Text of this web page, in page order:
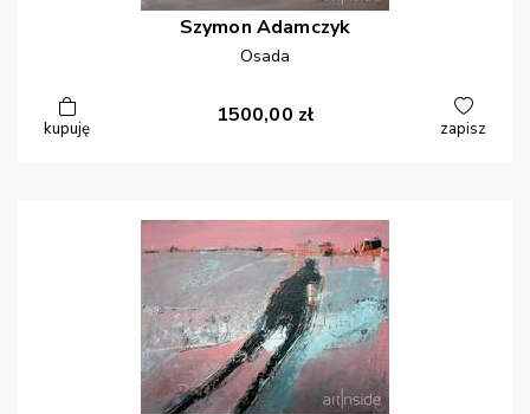
Szymon Adamczyk
Osada
kupuję
1500,00 zł
zapisz